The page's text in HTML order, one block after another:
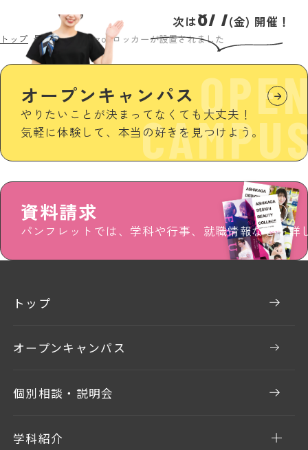
トップ 最新情報 Amazonロッカーが設置されました
資料請求
パンフレットでは、学科や行事、就職情報などを詳
オープンキャンパス
やりたいことが決まってなくても大丈夫！
気軽に体験して、本当の好きを見つけよう。
次は8/7(金) 開催！
トップ
オープンキャンパス
個別相談・説明会
学科紹介